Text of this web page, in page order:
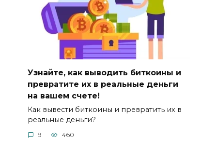
Узнайте, как выводить биткоины и
превратите их в реальные деньги
на вашем счете!
Как вывести биткоины и превратить их в
реaльные деньги?
9 460